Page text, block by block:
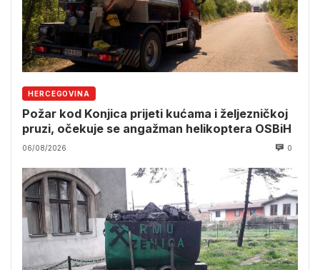
HERCEGOVINA
Požar kod Konjica prijeti kućama i željezničkoj
pruzi, očekuje se angažman helikoptera OSBiH
06/08/2026 0